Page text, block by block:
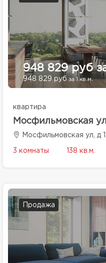
948 829 руб
948 829 рубза 1 кв.м.
квартира
Мосфильмовская
Мосфильмовская ул, д 1
3 комнаты 138 кв.м.
Продажа